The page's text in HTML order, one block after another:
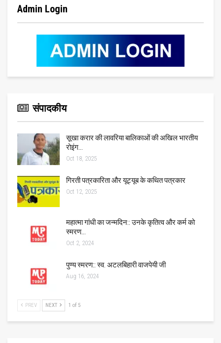
Admin Login
संपादकीय
सूखा करार की लावरिया बालिकाओं की अखिल भारतीय
रोइंग…
Oct 18, 2025
गिरती पत्रकारिता और यूट्यूब के कथित पत्रकार
Oct 12, 2025
महात्मा गांधी का जन्मदिन:: उनके कृतित्व और कर्म को
स्मरण…
Oct 2, 2024
पुण्य स्मरण:: स्व. अटलबिहारी वाजपेयी जी
Aug 16, 2024
PREV NEXT 1 of 5